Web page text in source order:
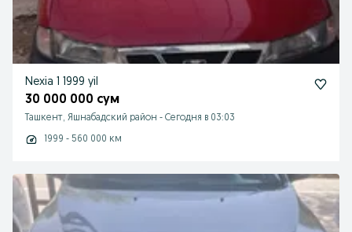
Nexia 1 1999 yil
30 000 000 сум
Ташкент, Яшнабадский район - Сегодня в 03:03
1999 - 560 000 км